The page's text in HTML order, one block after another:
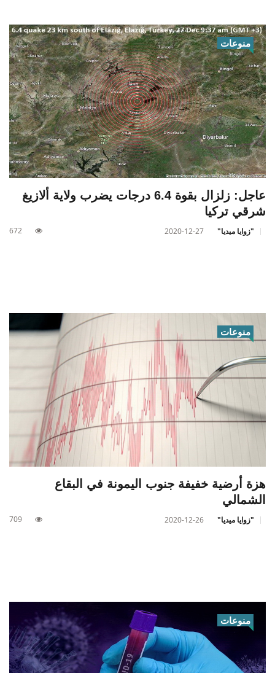
منوعات
عاجل: زلزال بقوة 6.4 درجات يضرب ولاية ألازيغ
شرقي تركيا
"زوايا ميديا" 2020-12-27
672
منوعات
هزة أرضية خفيفة جنوب اليمونة في البقاع
الشمالي
"زوايا ميديا" 2020-12-26
709
منوعات